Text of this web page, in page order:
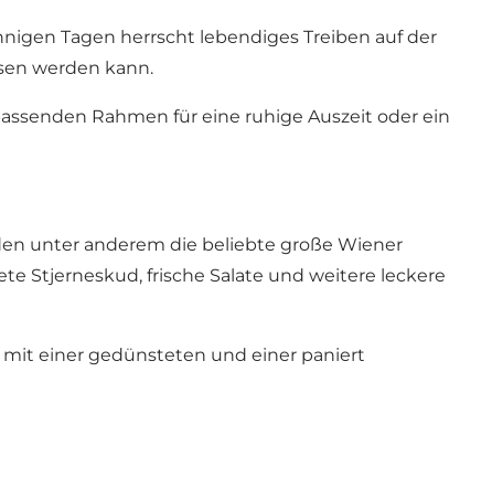
Tagen herrscht lebendiges Treiben auf der
werden kann.
Rahmen für eine ruhige Auszeit oder ein
unter anderem die beliebte große Wiener
Stjerneskud, frische Salate und weitere leckere
mit einer gedünsteten und einer paniert